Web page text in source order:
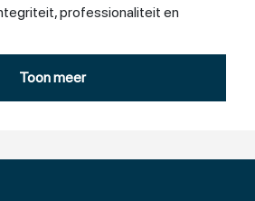
professionaliteit en
Land wil graag de
kortom die weten wat er speelt.
Toon meer